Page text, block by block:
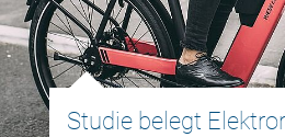
Studie belegt